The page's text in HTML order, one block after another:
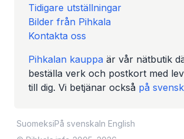
Tidigare utställningar
Bilder från Pihkala
Kontakta oss
Pihkalan kauppa är vår nätbutik
beställa verk och postkort med
till dig. Vi betjänar också på
SuomeksiPå svenskaIn English